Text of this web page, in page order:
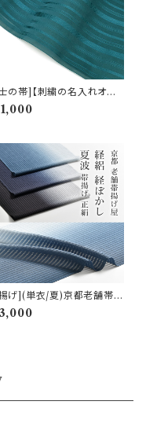
の帯]【刺繍の名入れオプ
ン有】博多帯(夏用) 黒木織
製 紗献上『緑碧』五献上柄
げ](単衣/夏)京都老舗帯揚
謹製 経絽 経ぼかし『夏波』
後岩滝産 正絹 (商品番号:2